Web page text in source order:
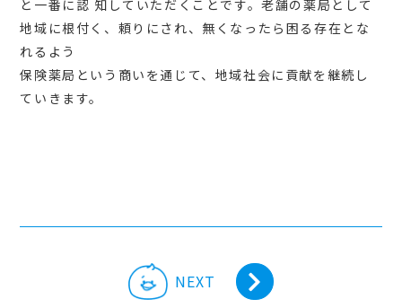
と⼀番に認 知していただくことです。⽼舗の薬局として
地域に根付く、頼りにされ、無くなったら困る存在とな
れるよう
保険薬局という商いを通じて、地域社会に貢献を継続し
ていきます。
NEXT